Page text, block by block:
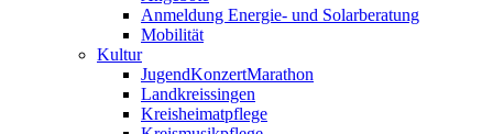
Anmeldung Energie- und Solarberatung
Mobilität
Kultur
JugendKonzertMarathon
Landkreissingen
Kreisheimatpflege